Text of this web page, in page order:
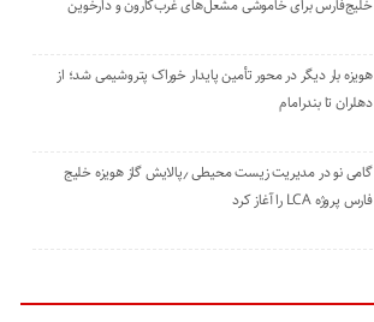
خلیج‌فارس برای خاموشی مشعل‌های غرب‌کارون و دارخوین
هویزه بار دیگر در محور تأمین پایدار خوراک پتروشیمی شد؛ از
دهلران تا بندرامام
گامی نو در مدیریت زیست ‌محیطی ٫پالایش گاز هویزه خلیج
‌فارس پروژه LCA را آغاز کرد